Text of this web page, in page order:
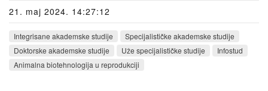
21. maj 2024. 14:27:12
Integrisane akademske studije
Specijalističke akademske studije
Doktorske akademske studije
Uže specijalističke studije
Infostud
Animalna biotehnologija u reprodukciji